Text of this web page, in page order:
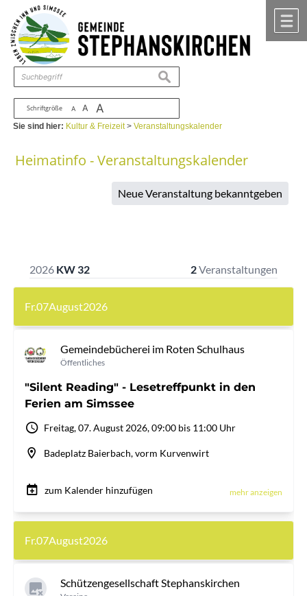
Zum Inhalt ,zur Navigation
Schriftgröße A A A
suchen
Sie sind hier: Kultur & Freizeit>Veranstaltungskalender
Heimatinfo - Veranstaltungskalender